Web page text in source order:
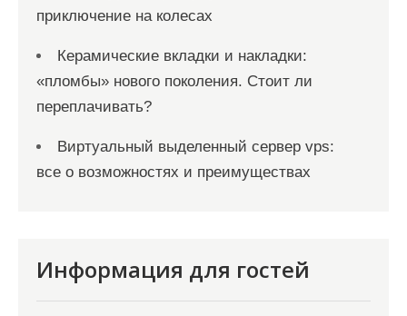
приключение на колесах
Керамические вкладки и накладки:
«пломбы» нового поколения. Стоит ли
переплачивать?
Виртуальный выделенный сервер vps:
все о возможностях и преимуществах
Информация для гостей